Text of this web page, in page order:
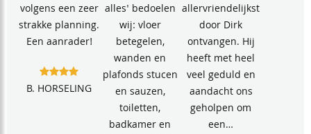
volgens een zeer
strakke planning.
Een aanrader!
B. HORSELING
alles' bedoelen
wij: vloer
betegelen,
wanden en
plafonds stucen
en sauzen,
toiletten,
badkamer en
allervriendelijkst
door Dirk
ontvangen. Hij
heeft met heel
veel geduld en
aandacht ons
geholpen om
een…